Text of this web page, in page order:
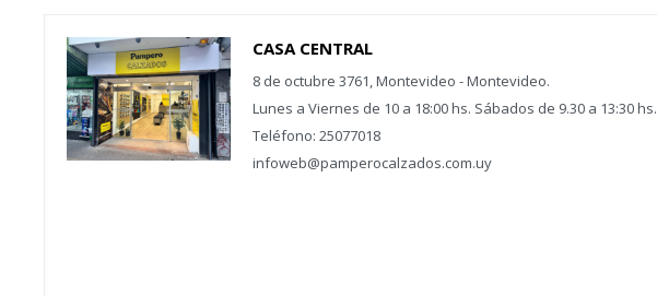
CASA CENTRAL
8 de octubre 3761, Montevideo - Montevideo.
Lunes a Viernes de 10 a 18:00 hs. Sábados de 9.30 a 13:30 hs.
Teléfono: 25077018
infoweb@pamperocalzados.com.uy